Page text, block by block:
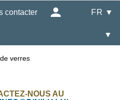
contacter FR ▼
▼
verres
NOUS AU